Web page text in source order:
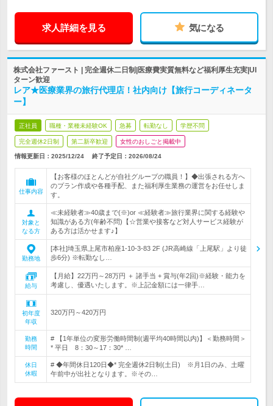
求人詳細を見る 気になる
株式会社ファースト | 完全週休二日制|医療費実質無料など福利厚生充実|UI
ターン歓迎
レア★医療業界の旅行代理店！社内向け【旅行コーディネータ
ー】
正社員 職種・業種未経験OK 急募 転勤なし 学歴不問
完全週休2日制 第二新卒歓迎 女性のおしごと掲載中
情報更新日：2025/12/24 終了予定日： 2026/08/24
仕事内容
【お客様のほとんどが自社グループの職員！】◆出張される方へ
のプラン作成や各種手配、また福利厚生業務の運営をお任せしま
す。
対象と
なる方
≪未経験者≫40歳まで(※)or ≪経験者≫旅行業界に関する経験や
知識がある方(年齢不問)【☆営業や接客など対人サービス経験が
ある方は活かせます♪】
勤務地
[本社]埼玉県上尾市柏座1-10-3-83 2F (JR高崎線「上尾駅」より徒
歩6分) ※転勤なし…
給与
【月給】22万円～28万円 ＋ 諸手当 + 賞与(年2回)※経験・能力を
考慮し、優遇いたします。※上記金額には一律手…
初年度
年収
320万円～420万円
勤務
時間
# 【1年単位の変形労働時間制(週平均40時間以内)】＜勤務時間＞
* 平日 8：30～17：30* …
休日
休暇
# ◆年間休日120日◆* 完全週休2日制(土日) ※月1日のみ、土曜
午前中が出社となります。※その…